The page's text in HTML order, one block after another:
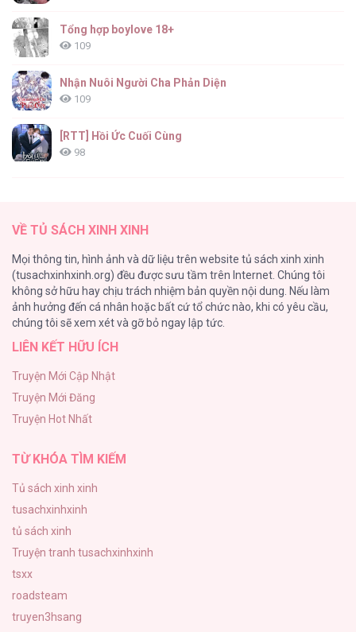
Tổng hợp boylove 18+
109
Nhận Nuôi Người Cha Phản Diện
109
[RTT] Hồi Ức Cuối Cùng
98
75
Vương Miện Lục Bảo
75
Chào Mừng Đến Với Văn Hóa Milf
ONESHOT CHỊCH
68
VỀ TỦ SÁCH XINH XINH
Mọi thông tin, hình ảnh và dữ liệu trên website tủ sách xinh xinh
(tusachxinhxinh.org) đều được sưu tầm trên Internet. Chúng tôi
không sở hữu hay chịu trách nhiệm bản quyền nội dung. Nếu làm
ảnh hưởng đến cá nhân hoặc bất cứ tổ chức nào, khi có yêu cầu,
chúng tôi sẽ xem xét và gỡ bỏ ngay lập tức.
LIÊN KẾT HỮU ÍCH
Truyện Mới Cập Nhật
Truyện Mới Đăng
Truyện Hot Nhất
TỪ KHÓA TÌM KIẾM
Tủ sách xinh xinh
tusachxinhxinh
tủ sách xinh
Truyện tranh tusachxinhxinh
tsxx
roadsteam
truyen3hsang